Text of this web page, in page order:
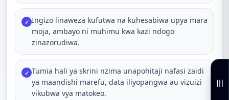
✓ Ingizo linaweza kufutwa na kuhesabiwa upya mara
moja, ambayo ni muhimu kwa kazi ndogo
zinazorudiwa.
✓ Tumia hali ya skrini nzima unapohitaji nafasi zaidi
ya maandishi marefu, data iliyopangwa au vizuizi
vikubwa vya matokeo.